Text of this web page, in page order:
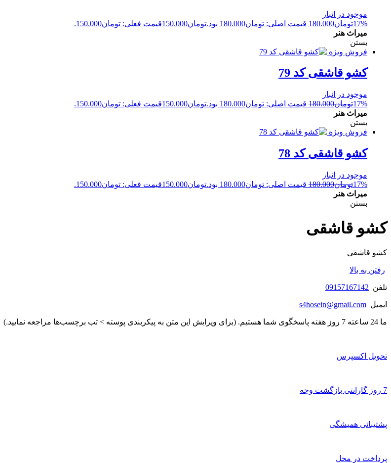
موجود در انبار
17%تومان180.000 قیمت اصلی: تومان180.000 بود. تومان150.000قیمت فعلی: تومان150.000.
میراث هنر
بستن
فروش ویژه
کشو قاشقی کد 79
موجود در انبار
17%تومان180.000 قیمت اصلی: تومان180.000 بود. تومان150.000قیمت فعلی: تومان150.000.
میراث هنر
بستن
فروش ویژه
کشو قاشقی کد 78
موجود در انبار
17%تومان180.000 قیمت اصلی: تومان180.000 بود. تومان150.000قیمت فعلی: تومان150.000.
میراث هنر
بستن
کشو قاشقی
کشو قاشقی
رفتن به بالا
تلفن 09157167142
ایمیل s4hosein@gmail.com
ما 24 ساعته 7 روز هفته پاسخگوی شما هستیم. (برای ویرایش این متن به پیکربندی پوسته > تب برچسب‌ها مراجعه نمایید.)
تحویل اکسپرس
7 روز گارانتی بازگشت وجه
پشتیبانی همیشگی
پرداخت در محل